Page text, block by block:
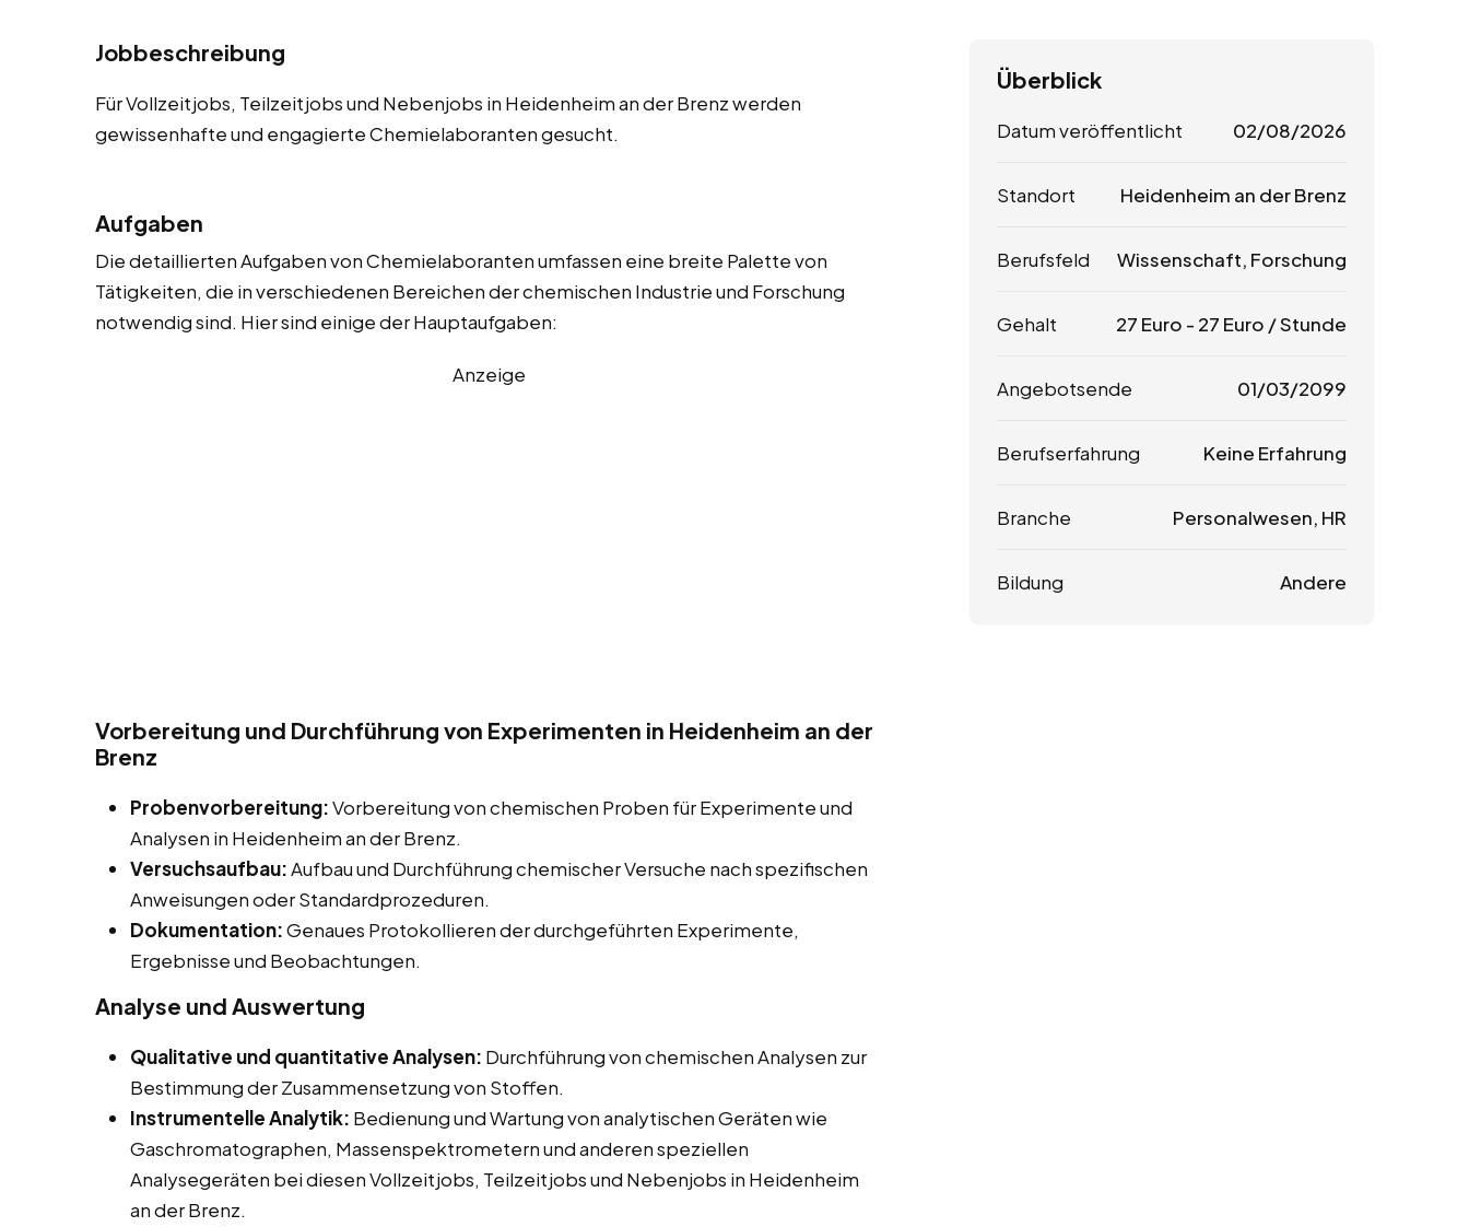
Jobbeschreibung
Für Vollzeitjobs, Teilzeitjobs und Nebenjobs in Heidenheim an der Brenz werden
gewissenhafte und engagierte Chemielaboranten gesucht.
Aufgaben
Die detaillierten Aufgaben von Chemielaboranten umfassen eine breite Palette von
Tätigkeiten, die in verschiedenen Bereichen der chemischen Industrie und Forschung
notwendig sind. Hier sind einige der Hauptaufgaben:
Anzeige
Vorbereitung und Durchführung von Experimenten in Heidenheim an der
Brenz
Probenvorbereitung:Vorbereitung von chemischen Proben für Experimente und
Analysen in Heidenheim an der Brenz.
Versuchsaufbau:Aufbau und Durchführung chemischer Versuche nach spezifischen
Anweisungen oder Standardprozeduren.
Dokumentation:Genaues Protokollieren der durchgeführten Experimente,
Ergebnisse und Beobachtungen.
Analyse und Auswertung
Qualitative und quantitative Analysen: Durchführung von chemischen Analysen zur
Bestimmung der Zusammensetzung von Stoffen.
Instrumentelle Analytik: Bedienung und Wartung von analytischen Geräten wie
Gaschromatographen, Massenspektrometern und anderen speziellen
Analysegeräten bei diesen Vollzeitjobs, Teilzeitjobs und Nebenjobs in Heidenheim
an der Brenz.
Überblick
Datum veröffentlicht 02/08/2026
Standort Heidenheim an der Brenz
Berufsfeld Wissenschaft, Forschung
Gehalt 27 Euro - 27 Euro / Stunde
Angebotsende 01/03/2099
Berufserfahrung Keine Erfahrung
Branche Personalwesen, HR
Bildung Andere